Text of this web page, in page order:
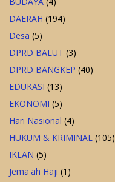
DAERAH (194)
Desa (5)
DPRD BALUT (3)
DPRD BANGKEP (40)
EDUKASI (13)
EKONOMI (5)
Hari Nasional (4)
HUKUM & KRIMINAL (105)
IKLAN (5)
Jema'ah Haji (1)